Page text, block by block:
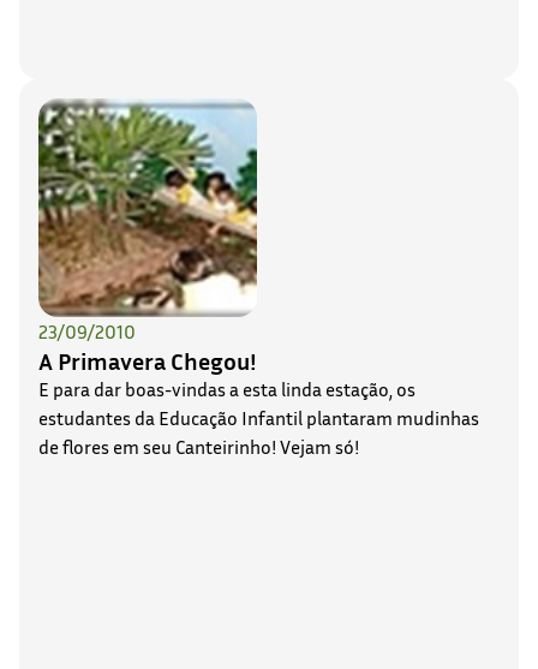
23/09/2010
A Primavera Chegou!
E para dar boas-vindas a esta linda estação, os
estudantes da Educação Infantil plantaram mudinhas
de flores em seu Canteirinho! Vejam só!